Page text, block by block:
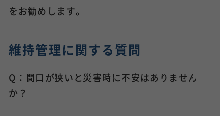
をお勧めします。
維持管理に関する質問
Q：間口が狭いと災害時に不安はありません
か？